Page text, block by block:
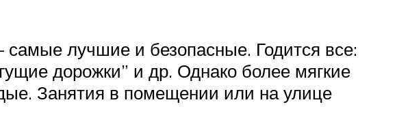
самые лучшие и безопасные. Годится все:
дорожки” и др. Однако более мягкие
Занятия в помещении или на улице